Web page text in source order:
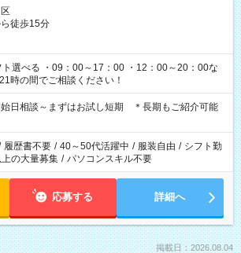
徒歩15分
選べる ・09：00～17：00 ・12：00～20：00な
時の間でご相談ください！
始日相談～まずはお試し短期 ＊長期もご紹介可能
履歴書不要 / 40～50代活躍中 / 服装自由 / シフト勤
の大量募集 / パソコンスキル不要
応募する 詳細へ
掲載日：2026.08.04